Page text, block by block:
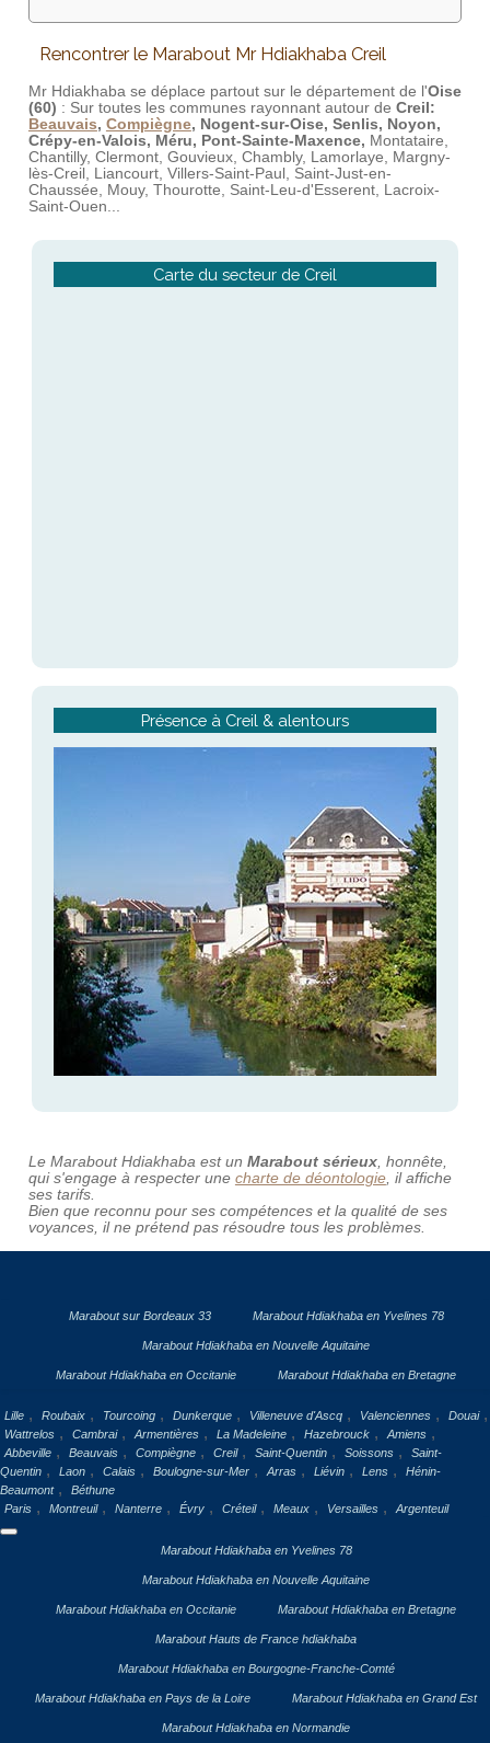
Rencontrer le Marabout Mr Hdiakhaba Creil
Mr Hdiakhaba se déplace partout sur le département de l'Oise
(60) : Sur toutes les communes rayonnant autour de Creil:
Beauvais, Compiègne, Nogent-sur-Oise, Senlis, Noyon,
Crépy-en-Valois, Méru, Pont-Sainte-Maxence, Montataire,
Chantilly, Clermont, Gouvieux, Chambly, Lamorlaye, Margny-
lès-Creil, Liancourt, Villers-Saint-Paul, Saint-Just-en-
Chaussée, Mouy, Thourotte, Saint-Leu-d'Esserent, Lacroix-
Saint-Ouen...
Carte du secteur de Creil
Présence à Creil & alentours
Le Marabout Hdiakhaba est un Marabout sérieux, honnête,
qui s'engage à respecter une charte de déontologie, il affiche
ses tarifs.
Bien que reconnu pour ses compétences et la qualité de ses
voyances, il ne prétend pas résoudre tous les problèmes.
Marabout sur Bordeaux 33 Marabout Hdiakhaba en Yvelines 78
Marabout Hdiakhaba en Nouvelle Aquitaine
Marabout Hdiakhaba en Occitanie Marabout Hdiakhaba en Bretagne
Lille , Roubaix , Tourcoing , Dunkerque , Villeneuve d'Ascq , Valenciennes , Douai ,
Wattrelos , Cambrai , Armentières , La Madeleine , Hazebrouck , Amiens ,
Abbeville , Beauvais , Compiègne , Creil , Saint-Quentin , Soissons ,
Saint-
Quentin , Laon , Calais , Boulogne-sur-Mer , Arras , Liévin , Lens ,
Hénin-
Beaumont ,
Béthune
Paris , Montreuil , Nanterre , Évry , Créteil , Meaux , Versailles , Argenteuil
Marabout Hdiakhaba en Yvelines 78
Marabout Hdiakhaba en Nouvelle Aquitaine
Marabout Hdiakhaba en Occitanie Marabout Hdiakhaba en Bretagne
Marabout Hauts de France hdiakhaba
Marabout Hdiakhaba en Bourgogne-Franche-Comté
Marabout Hdiakhaba en Pays de la Loire Marabout Hdiakhaba en Grand Est
Marabout Hdiakhaba en Normandie